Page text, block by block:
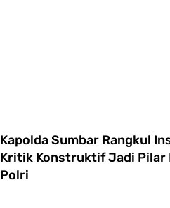
Kapolda Sumbar Rangkul
Kritik Konstruktif Jadi Pilar
Polri